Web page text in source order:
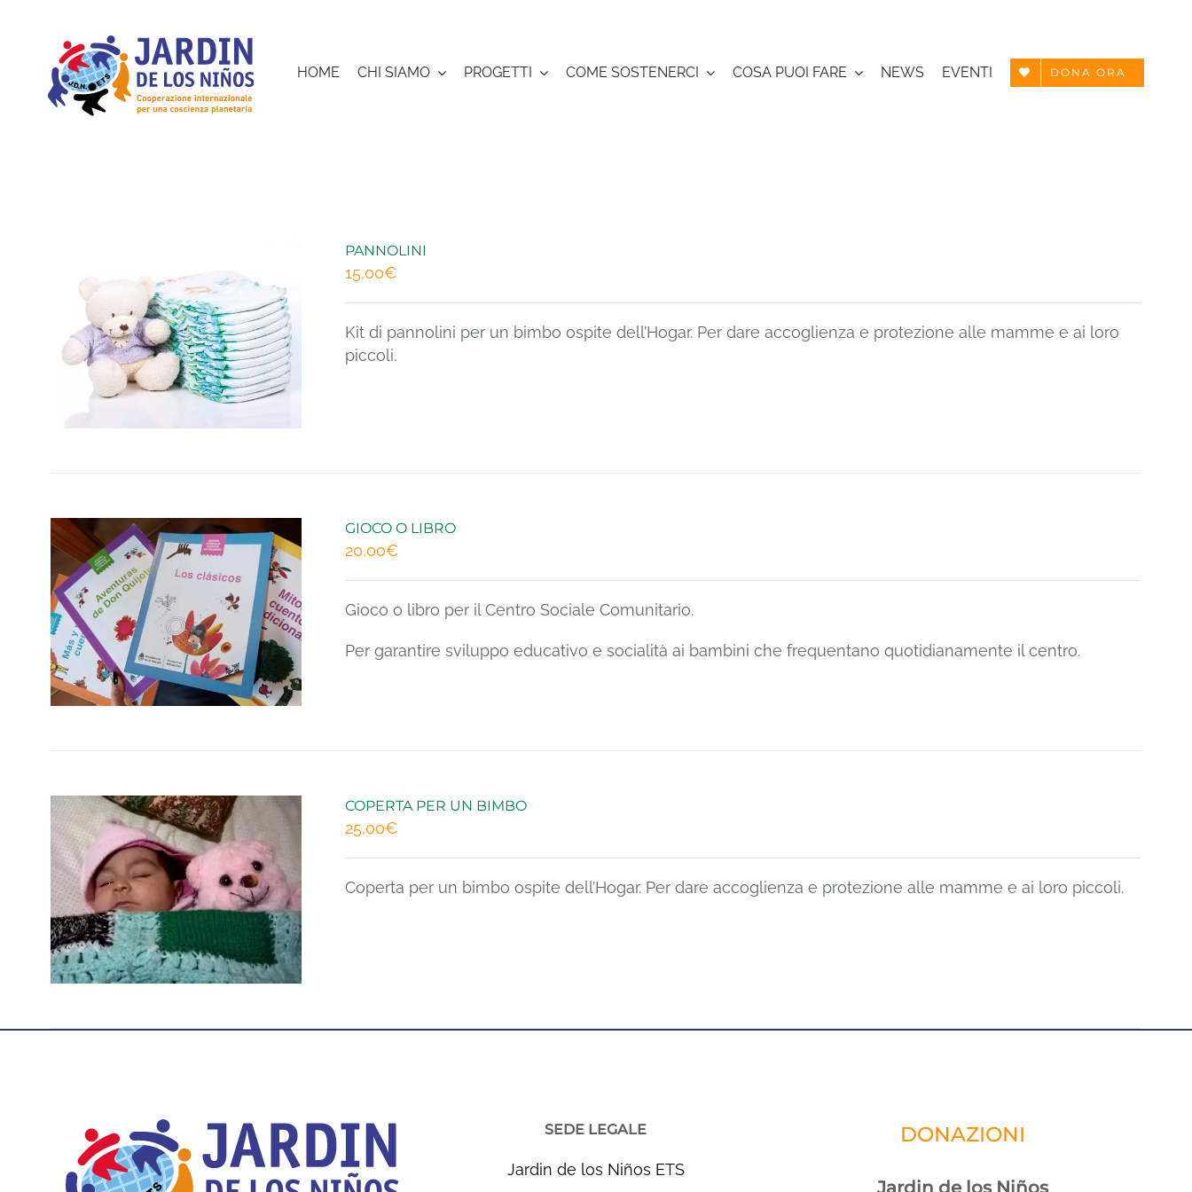
contenuto
HOME CHI SIAMO PROGETTI COME SOSTENERCI COSA PUOI FARE NEWS EVENTI DONA ORA
PANNOLINI
15,00€
Kit di pannolini per un bimbo ospite dell’Hogar. Per dare accoglienza e protezione alle mamme e ai loro
piccoli.
GIOCO O LIBRO
20,00€
Gioco o libro per il Centro Sociale Comunitario.
Per garantire sviluppo educativo e socialità ai bambini che frequentano quotidianamente il centro.
COPERTA PER UN BIMBO
25,00€
Coperta per un bimbo ospite dell’Hogar. Per dare accoglienza e protezione alle mamme e ai loro piccoli.
SEDE LEGALE
Jardin de los Niños ETS
DONAZIONI
Jardin de los Niños